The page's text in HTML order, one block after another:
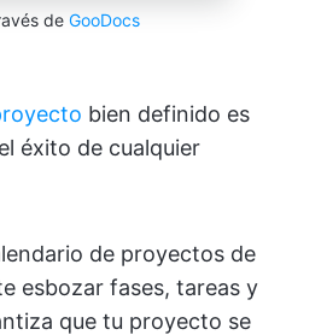
de GooDocs
bien definido es
éxito de cualquier
de proyectos de
esbozar fases, tareas y
que tu proyecto se